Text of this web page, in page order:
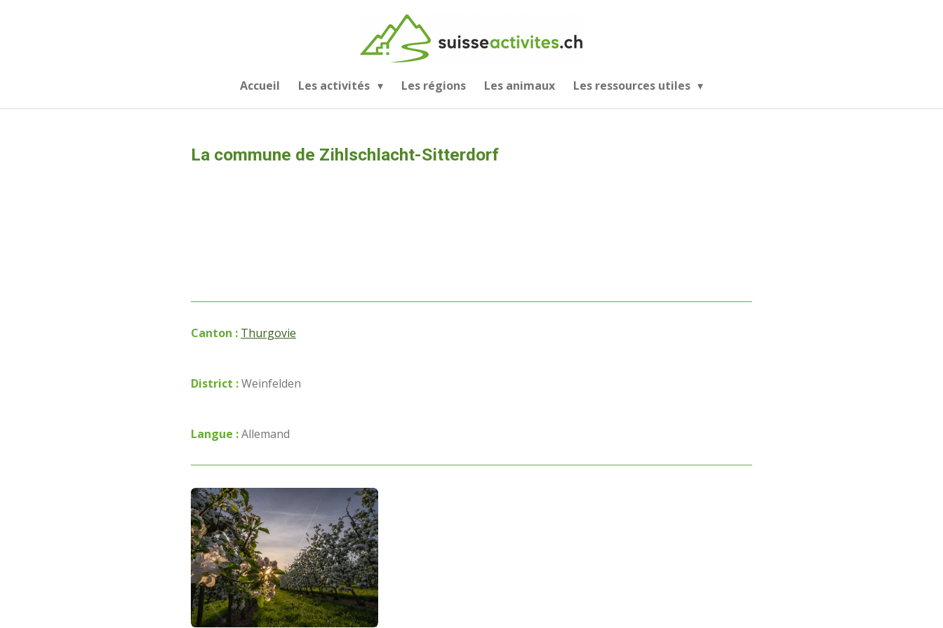
Accueil Les activités Les régions Les animaux Les ressources utiles
La commune de Zihlschlacht-Sitterdorf
Canton : Thurgovie
District :Weinfelden
Langue :Allemand